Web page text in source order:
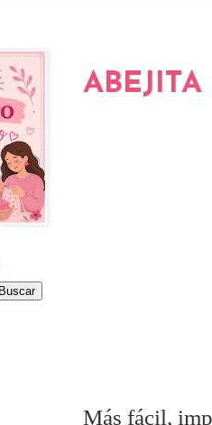
Más fácil,